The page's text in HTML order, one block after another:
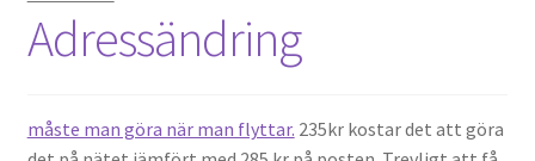
Adressändring
måste man göra när man flyttar. 235kr kostar det att göra